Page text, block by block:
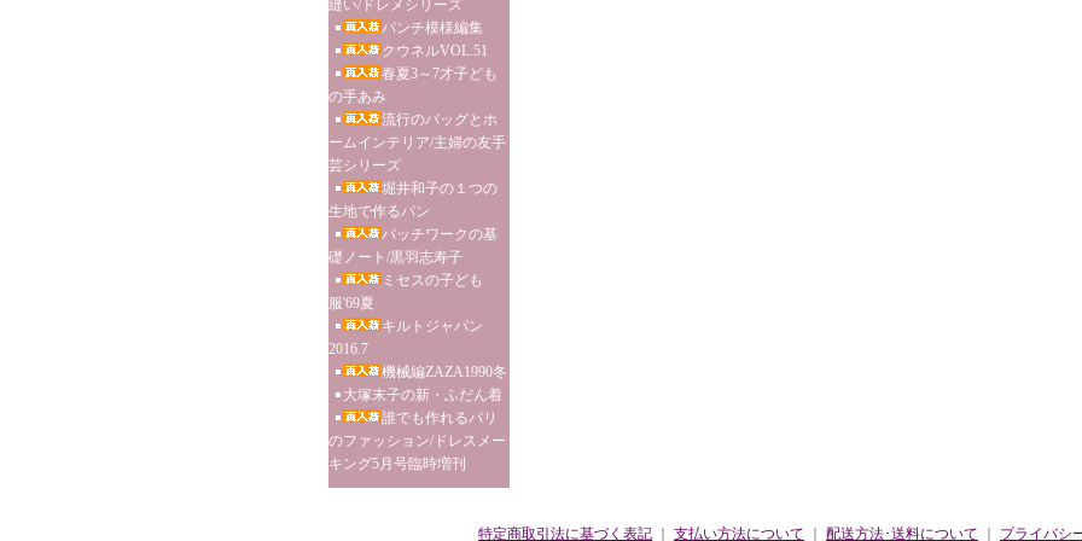
縫い/ドレメシリーズ
パンチ模様編集
クウネルVOL.51
春夏3～7才子ども
の手あみ
流行のバッグとホ
ームインテリア/主婦の友手
芸シリーズ
堀井和子の１つの
生地で作るパン
パッチワークの基
礎ノート/黒羽志寿子
ミセスの子ども
服'69夏
キルトジャパン
2016.7
機械編ZAZA1990冬
大塚末子の新・ふだん着
誰でも作れるパリ
のファッション/ドレスメー
キング5月号臨時増刊
特定商取引法に基づく表記 支払い方法について 配送方法･送料について プライバシ